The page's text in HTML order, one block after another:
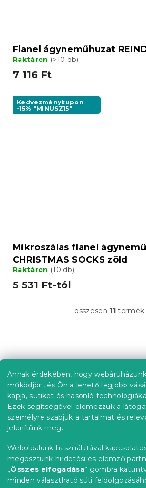
Annak érdekében, hogy
működjön, és Ön a lehető legjobb
kapja, sütiket és hasonló
Ezek segítségével elemezzük a
személyre szabjuk a tartalmat és
jelenítünk meg.
Weboldalunk használatával
megosztunk hirdetési és elemző
„Összes elfogadása” gombra
minden választható süti
Flanel ágyneműhuzat
Raktáron (>10 db)
7 116 Ft
Kedvezménykupon
-15% "MINUSZ15"
Mikroszálas flanel
CHRISTMAS SOCKS zöld
Raktáron (10 db)
5 531 Ft-tól
L
i
r
á
n
y
í
t
e
l
e
m
e
összesen 11 termék
á
Információ az Ön számára
Rendelés követése
Szállítási lehetőségek
Fizetési lehetőségek
Reklamáció és áruvisszaküldés
Elérhetőség
Általános szerződési feltételek
Adatvédelmi nyilatkozat
Blog